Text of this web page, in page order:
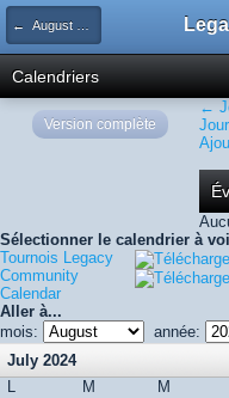
← August 2024
Calendriers
←
Sélectionner le calendrier à
Tournois Legacy
Community
Calendar
Aller à...
mois:
année:
July 2024
L
M M
Version complète